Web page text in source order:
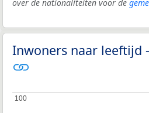
over de nationaliteiten voor de
Inwoners naar leeftijd
100
100